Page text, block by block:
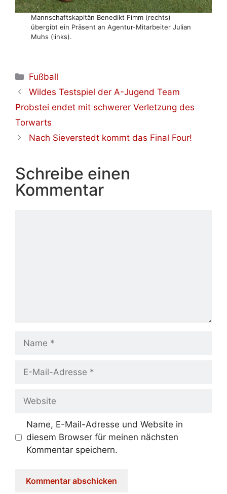
Mannschaftskapitän Benedikt Fimm (rechts)
übergibt ein Präsent an Agentur-Mitarbeiter Julian
Muhs (links).
Kategorien
Fußball
Wildes Testspiel der A-Jugend Team
Probstei endet mit schwerer Verletzung des
Torwarts
Nach Sieverstedt kommt das Final Four!
Schreibe einen
Kommentar
Mail-
Name, E-Mail-Adresse und Website in
diesem Browser für meinen nächsten
Kommentar speichern.